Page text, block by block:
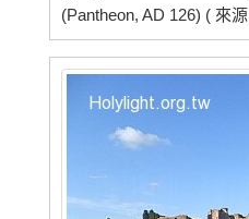
(Pantheon, AD 126) ( 來源